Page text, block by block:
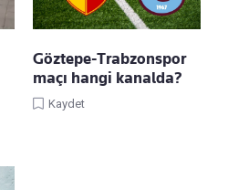
Göztepe-Trabzonspor
maçı hangi kanalda?
Kaydet